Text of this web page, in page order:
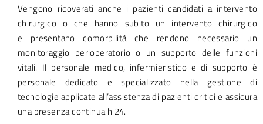
Vengono ricoverati anche i pazienti candidati a intervento
chirurgico o che hanno subito un intervento chirurgico
e presentano comorbilità che rendono necessario un
monitoraggio perioperatorio o un supporto delle funzioni
vitali. Il personale medico, infermieristico e di supporto è
personale dedicato e specializzato nella gestione di
tecnologie applicate all’assistenza di pazienti critici e assicura
una presenza continua h 24.